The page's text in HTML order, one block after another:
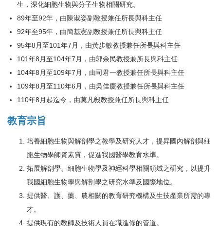
職涯發展
大體捐贈專區
生，深化細胞生物與分子生物相關研究。
89年至92年，由陳淑姿副教授兼任所長與科主任
92年至95年，由簡基憲副教授兼任所長與科主任
95年8月至101年7月，由黃步敏教授兼任所長與科主任
101年8月至104年7月，由郭余民教授兼所長與科主任
104年8月至109年7月，由司君一教授兼任所長與科主任
109年8月至110年6月，由吳佳慶教授兼任所長與科主任
110年8月起迄今，由莫凡毅教授兼任所長與科主任
教育宗旨
培養細胞生物與解剖學之教學及研究人才，提昇國內解剖與細
胞生物學師資素質，促進我國醫學教育水準。
拓展解剖學、細胞生物學及神經科學相關領域之研究，以提升
我國細胞生物學與解剖學之研究水準及國際地位。
提供醫、護、藥、農相關的教育研究機構及生技產業所需的專
才。
提供現有的教師及技術人員在職進修的管道。